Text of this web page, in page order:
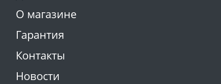
О магазине
Гарантия
Контакты
Новости